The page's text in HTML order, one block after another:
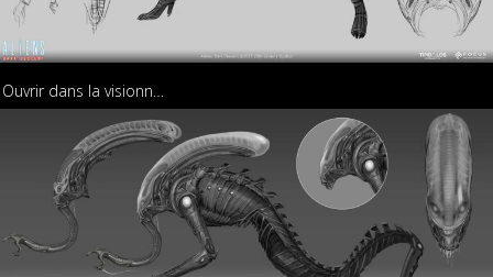
Ouvrir dans la visionneuse